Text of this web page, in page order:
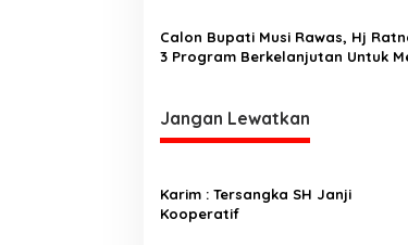
Calon Bupati Musi Rawas, Hj
3 Program Berkelanjutan Untuk
Jangan Lewatkan
Karim : Tersangka SH Janji
Kooperatif